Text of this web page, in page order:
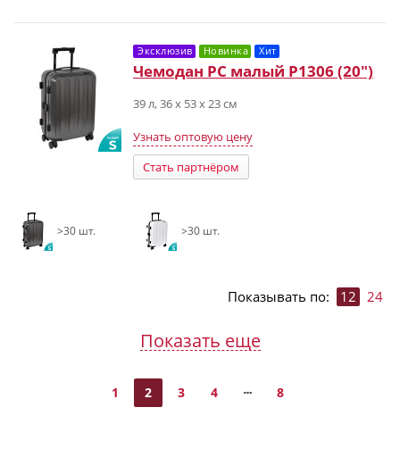
Эксклюзив Новинка Хит
Чемодан PC малый Р1306 (20")
39 л, 36 х 53 х 23 см
Узнать оптовую цену
Стать партнёром
>30 шт. >30 шт.
Показывать по: 12 24
Показать еще
1 2 3 4 8